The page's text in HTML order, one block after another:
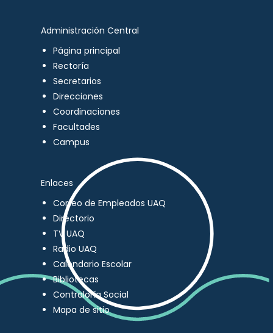
Administración Central
Página principal
Rectoría
Secretarios
Direcciones
Coordinaciones
Facultades
Campus
Enlaces
Correo de Empleados UAQ
Directorio
TV UAQ
Radio UAQ
Calendario Escolar
Bibliotecas
Contraloría Social
Mapa de sitio